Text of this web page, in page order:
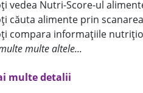
vedea Nutri-Score-ul
căuta alimente prin
compara informațiile
multe altele...
multe detalii